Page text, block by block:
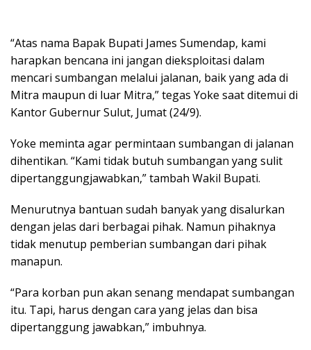
“Atas nama Bapak Bupati James Sumendap, kami
harapkan bencana ini jangan dieksploitasi dalam
mencari sumbangan melalui jalanan, baik yang ada di
Mitra maupun di luar Mitra,” tegas Yoke saat ditemui di
Kantor Gubernur Sulut, Jumat (24/9).
Yoke meminta agar permintaan sumbangan di jalanan
dihentikan. “Kami tidak butuh sumbangan yang sulit
dipertanggungjawabkan,” tambah Wakil Bupati.
Menurutnya bantuan sudah banyak yang disalurkan
dengan jelas dari berbagai pihak. Namun pihaknya
tidak menutup pemberian sumbangan dari pihak
manapun.
“Para korban pun akan senang mendapat sumbangan
itu. Tapi, harus dengan cara yang jelas dan bisa
dipertanggung jawabkan,” imbuhnya.